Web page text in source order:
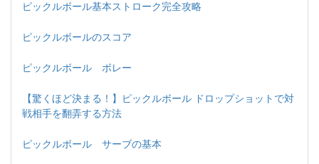
ピックルボール基本ストローク完全攻略
ピックルボールのスコア
ピックルボール ボレー
【驚くほど決まる！】ピックルボール ドロップショットで対
戦相手を翻弄する方法
ピックルボール サーブの基本